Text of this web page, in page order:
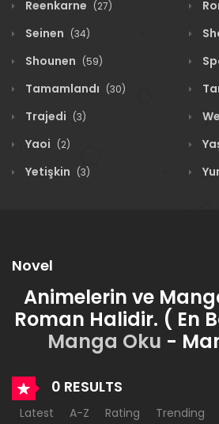
Reenkarne (27)
Seinen (34)
Shounen (59)
Tamamlandı (30)
Trajedi (3)
Yaoi (2)
Yetişkin (3)
Novel
Animelerin ve
Roman Halidir. ( En
Manga Oku -
0 RESULTS
Latest A-Z Rating Trending